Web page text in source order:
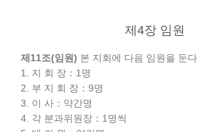
제4장 임원
제11조(임원) 본 지회에 다음 임원을 둔다.
1. 지 회 장：1명
2. 부 지 회 장：9명
3. 이 사：약간명
4. 각 분과위원장：1명씩